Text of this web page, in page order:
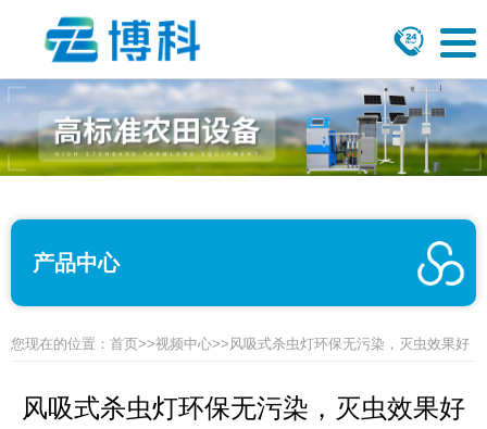
产品中心
您现在的位置： 首页>>视频中心>>风吸式杀虫灯环保无污染，灭虫效果好
风吸式杀虫灯环保无污染，灭虫效果好